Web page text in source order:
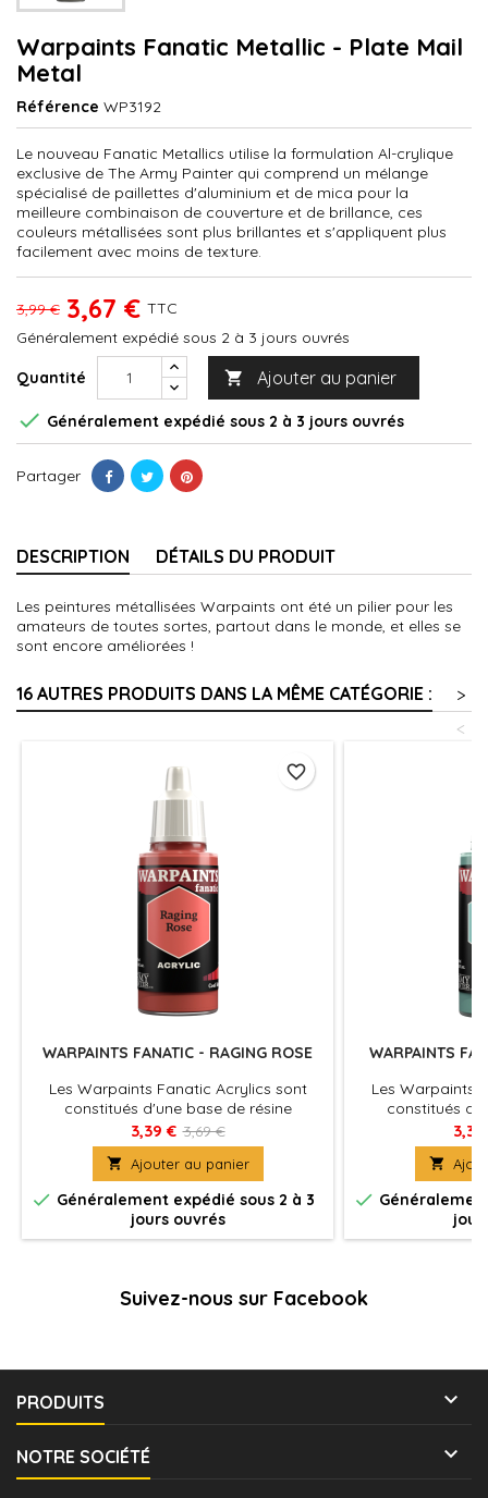
Warpaints Fanatic Metallic - Plate Mail
Metal
Référence WP3192
Le nouveau Fanatic Metallics utilise la formulation Al-crylique
exclusive de The Army Painter qui comprend un mélange
spécialisé de paillettes d'aluminium et de mica pour la
meilleure combinaison de couverture et de brillance, ces
couleurs métallisées sont plus brillantes et s'appliquent plus
facilement avec moins de texture.
3,99 € 3,67 € TTC
Généralement expédié sous 2 à 3 jours ouvrés
Quantité  Ajouter au panier
 Généralement expédié sous 2 à 3 jours ouvrés
Partager
DESCRIPTION DÉTAILS DU PRODUIT
Les peintures métallisées Warpaints ont été un pilier pour les
amateurs de toutes sortes, partout dans le monde, et elles se
sont encore améliorées !
16 AUTRES PRODUITS DANS LA MÊME CATÉGORIE :
>
<
WARPAINTS FANATIC - RAGING ROSE
Les Warpaints Fanatic Acrylics sont
constitués d'une base de résine
acrylique très couvrante qui délivre des
pigments de haute densité et de qualité
supérieure sur la surface de votre
figurine.
3,39 € 3,69 €
 Ajouter au panier
 Généralement expédié sous 2 à 3
jours ouvrés
favorite_border
WARPAINTS
Les Warpaints
constitués
acrylique très
pigments de
supérieure


Suivez-nous sur Facebook
PRODUITS 
NOTRE SOCIÉTÉ 